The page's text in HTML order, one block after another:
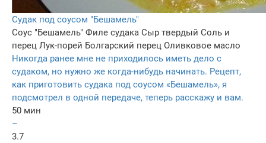
Судак под соусом "Бешамель"
Соус "Бешамель" Филе судака Сыр твердый Соль и
перец Лук-порей Болгарский перец Оливковое масло
Никогда ранее мне не приходилось иметь дело с
судаком, но нужно же когда-нибудь начинать. Рецепт,
как приготовить судака под соусом «Бешамель», я
подсмотрел в одной передаче, теперь расскажу и вам.
50 мин
–
3.7